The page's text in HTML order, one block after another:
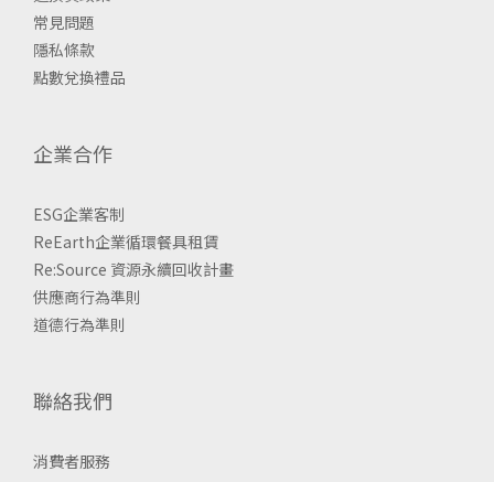
常見問題
隱私條款
點數兌換禮品
企業合作
ESG企業客制
ReEarth企業循環餐具租賃
Re:Source 資源永續回收計畫
供應商行為準則
道德行為準則
聯絡我們
消費者服務